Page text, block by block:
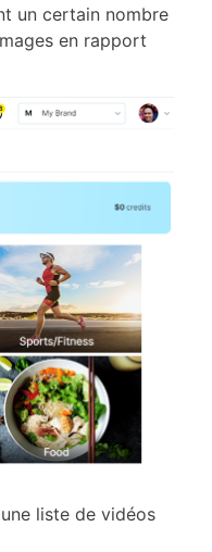
un certain nombre
en rapport
liste de vidéos